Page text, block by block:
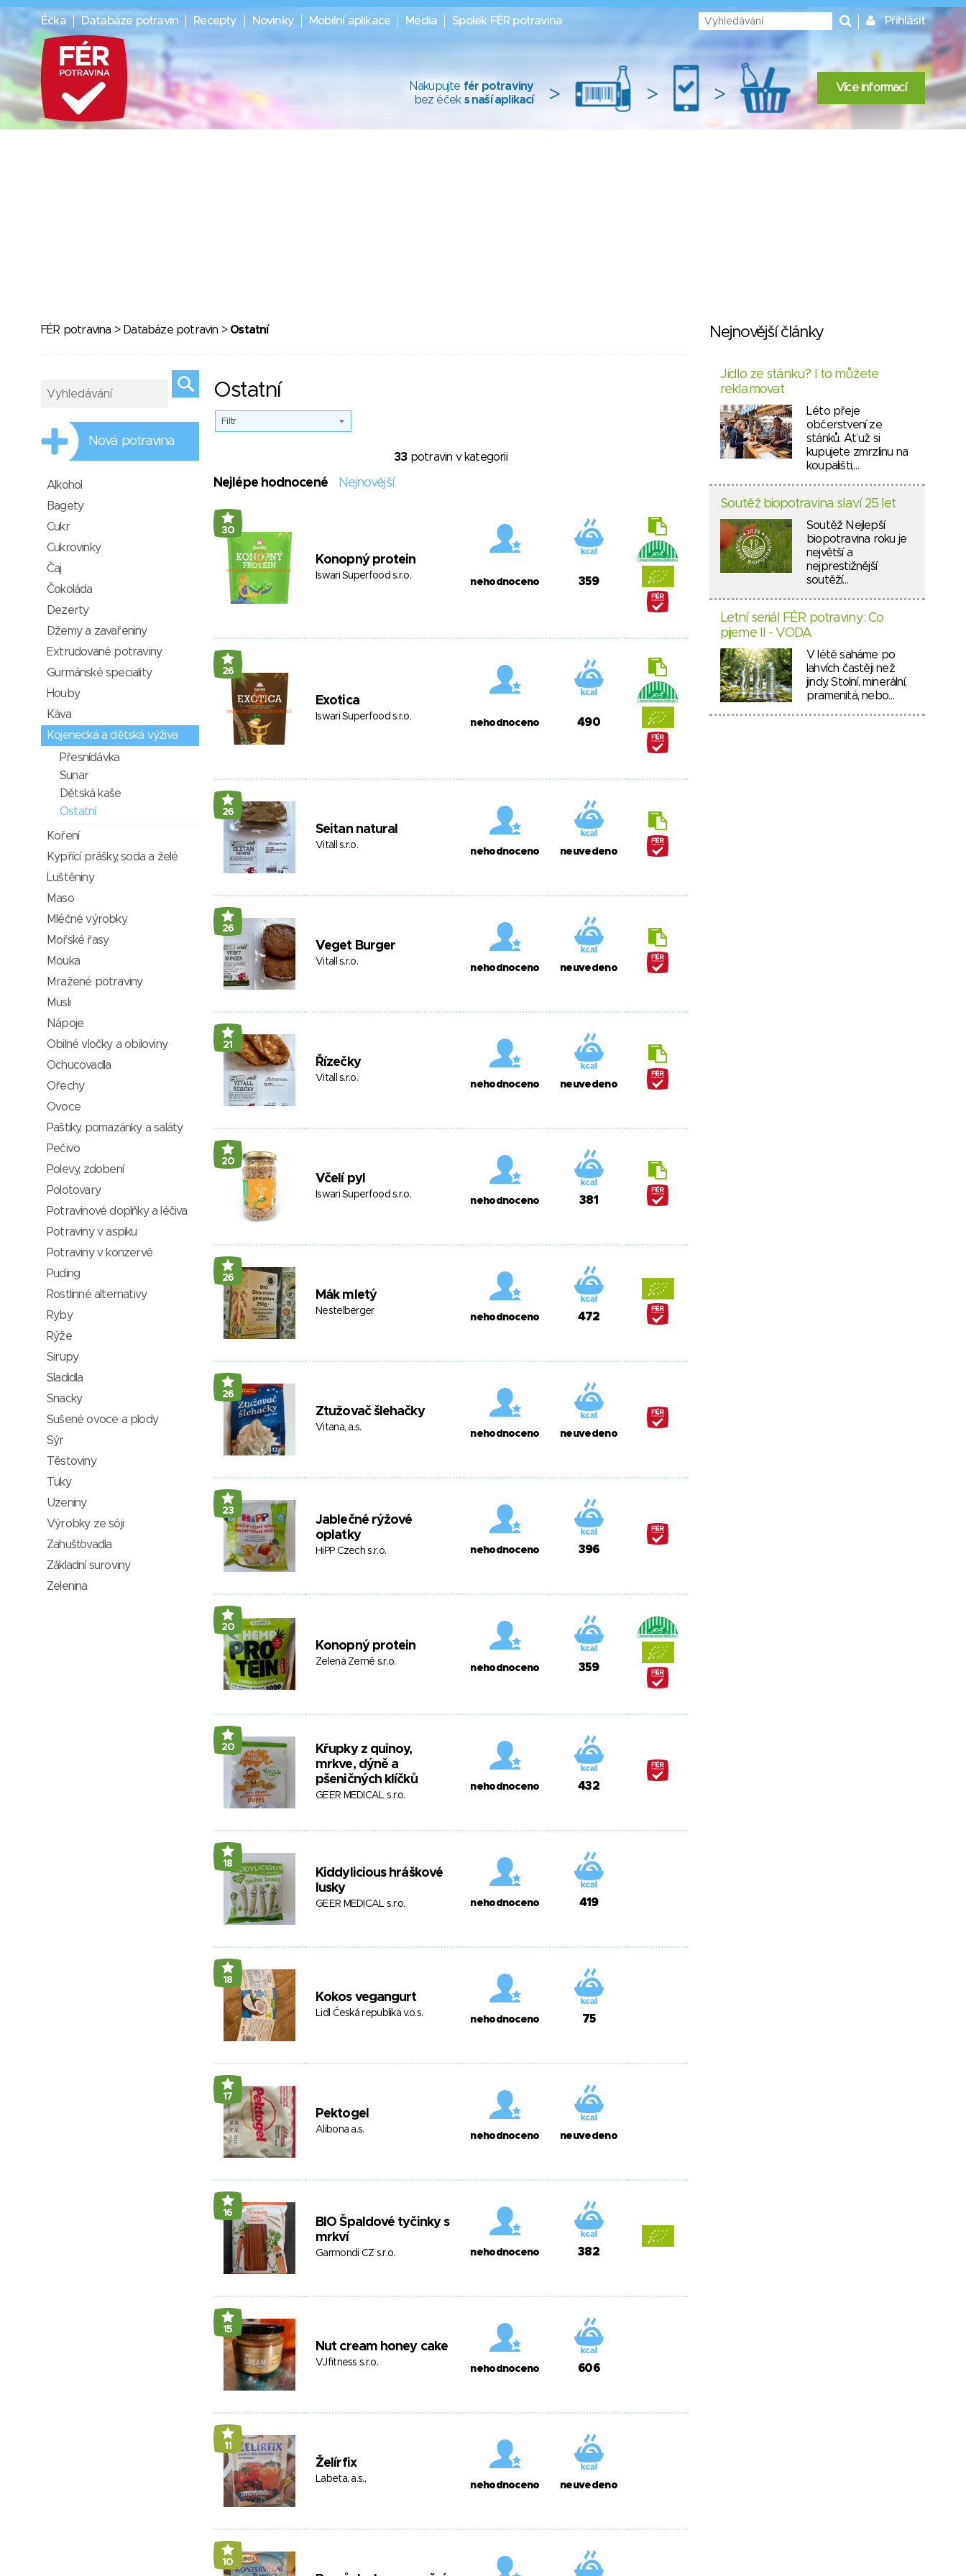
Éčka Databáze potravin Recepty Novinky Mobilní aplikace Média Spolek FÉR potravina Přihlásit
Nakupujte fér potraviny
bez éček s naší aplikací > > > Více informací
FÉR potravina > Databáze potravin > Ostatní
Ostatní
Filtr
33potravin v kategorii
Nejlépe hodnocené Nejnovější
30
Konopný protein
Iswari Superfood s.r.o.
nehodnoceno 359
26
Exotica
Iswari Superfood s.r.o.
nehodnoceno 490
26
Seitan natural
Vitall s.r.o.
nehodnoceno neuvedeno
26
Veget Burger
Vitall s.r.o.
nehodnoceno neuvedeno
21
Řízečky
Vitall s.r.o.
nehodnoceno neuvedeno
20
Včelí pyl
Iswari Superfood s.r.o.
nehodnoceno 381
26
Mák mletý
Nestelberger
nehodnoceno 472
26
Ztužovač šlehačky
Vitana, a.s.
nehodnoceno neuvedeno
23
Jablečné rýžové
oplatky
HiPP Czech s.r.o. nehodnoceno 396
20
Konopný protein
Zelená Země s.r.o.
nehodnoceno 359
20
Křupky z quinoy,
mrkve, dýně a
pšeničných klíčků
GEER MEDICAL s.r.o.
nehodnoceno 432
18
Kiddylicious hráškové
lusky
GEER MEDICAL s.r.o. nehodnoceno 419
18
Kokos vegangurt
Lidl Česká republika v.o.s.
nehodnoceno 75
17
Pektogel
Alibona a.s.
nehodnoceno neuvedeno
16
BIO Špaldové tyčinky s
mrkví
Garmondi CZ s.r.o. nehodnoceno 382
15
Nut cream honey cake
VJfitness s.r.o.
nehodnoceno 606
11
Želírfix
Labeta, a.s.,
nehodnoceno neuvedeno
10
Nová potravina
Alkohol
Bagety
Cukr
Cukrovinky
Čaj
Čokoláda
Dezerty
Džemy a zavařeniny
Extrudované potraviny
Gurmánské speciality
Houby
Káva
Kojenecká a dětská výživa
Přesnídávka
Sunar
Dětská kaše
Ostatní
Koření
Kypřící prášky, soda a želé
Luštěniny
Maso
Mléčné výrobky
Mořské řasy
Mouka
Mražené potraviny
Müsli
Nápoje
Obilné vločky a obiloviny
Ochucovadla
Ořechy
Ovoce
Paštiky, pomazánky a saláty
Pečivo
Polevy, zdobení
Polotovary
Potravinové doplňky a léčiva
Potraviny v aspiku
Potraviny v konzervě
Puding
Rostlinné alternativy
Ryby
Rýže
Sirupy
Sladidla
Snacky
Sušené ovoce a plody
Sýr
Těstoviny
Tuky
Uzeniny
Výrobky ze sóji
Zahušťovadla
Základní suroviny
Zelenina
Nejnovější články
Jídlo ze stánku? I to můžete
reklamovat
Léto přeje
občerstvení ze
stánků. Ať už si
kupujete zmrzlinu na
koupališti,…
Soutěž biopotravina slaví 25 let
Soutěž Nejlepší
biopotravina roku je
největší a
nejprestižnější
soutěží…
Letní seriál FÉR potraviny: Co
pijeme II - VODA
V létě saháme po
lahvích častěji než
jindy. Stolní, minerální,
pramenitá, nebo…